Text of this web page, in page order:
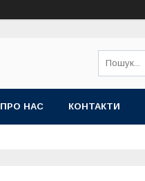
ПРО НАС КОНТАКТИ